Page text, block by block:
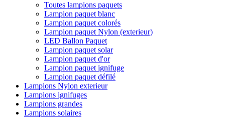
Toutes lampions paquets
Lampion paquet blanc
Lampion paquet colorés
Lampion paquet Nylon (exterieur)
LED Ballon Paquet
Lampion paquet solar
Lampion paquet d'or
Lampion paquet ignifuge
Lampion paquet défilé
Lampions Nylon exterieur
Lampions ignifuges
Lampions grandes
Lampions solaires